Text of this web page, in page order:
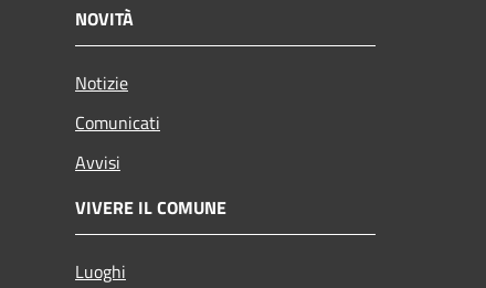
NOVITÀ
Notizie
Comunicati
Avvisi
VIVERE IL COMUNE
Luoghi